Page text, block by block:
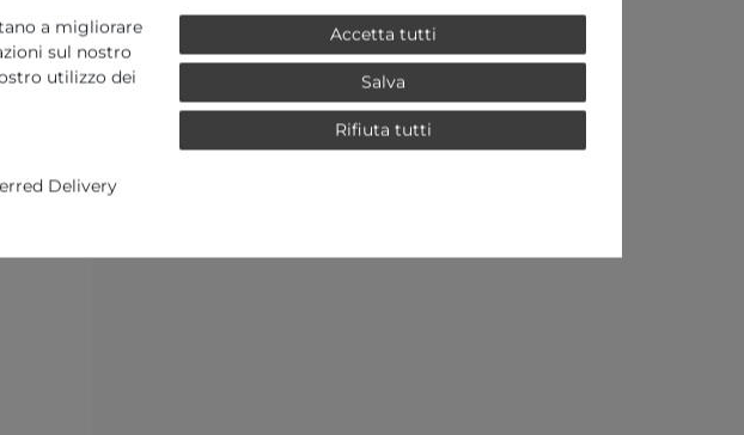
a migliorare
sul nostro
utilizzo dei
Delivery
Accetta tutti
Salva
Rifiuta tutti